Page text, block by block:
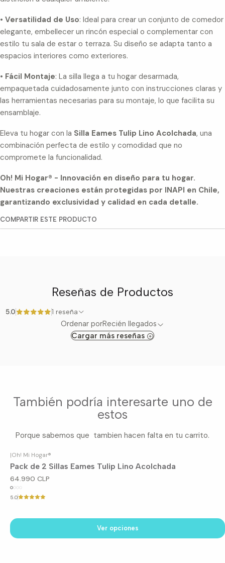
• Versatilidad de Uso: Ideal para crear un conjunto de comedor
elegante, embellecer un rincón especial o complementar con
estilo tu sala de estar o terraza. Su diseño se adapta tanto a
espacios interiores como exteriores.
• Fácil Montaje: La silla llega a tu hogar desarmada,
empaquetada cuidadosamente junto con instrucciones claras y
las herramientas necesarias para su montaje, lo que facilita su
ensamblaje.
Eleva tu hogar con la Silla Eames Tulip Lino Acolchada, una
combinación perfecta de estilo y comodidad que no
compromete la funcionalidad.
Oh! Mi Hogar® - Innovación en diseño para tu hogar.
Nuestras creaciones están protegidas por INAPI en Chile,
garantizando exclusividad y calidad en cada detalle.
COMPARTIR ESTE PRODUCTO
Reseñas de Productos
5.0 1 reseña
Ordenar porRecién llegados
Cargar más reseñas
También podría interesarte uno de
estos
Porque sabemos que tambien hacen falta en tu carrito.
|Oh! Mi Hogar®
Pack de 2 Sillas Eames Tulip Lino Acolchada
64.990 CLP
5.0
Ver opciones